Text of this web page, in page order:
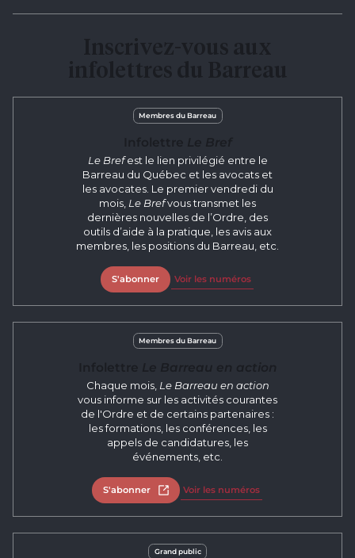
Membres du Barreau
Le Brefest le lien privilégié entre le
Barreau du Québec et les avocats et
les avocates. Le premier vendredi du
mois, Le Brefvous transmet les
dernières nouvelles de l’Ordre, des
outils d’aide à la pratique, les avis aux
membres, les positions du Barreau, etc.
S'abonner Voir les numéros
Membres du Barreau
Chaque mois, Le Barreau en action
vous informe sur les activités courantes
de l'Ordre et de certains partenaires :
les formations, les conférences, les
appels de candidatures, les
événements, etc.
S'abonner Ouvrir dans un nouvel onglet
Voir les numéros
Grand public